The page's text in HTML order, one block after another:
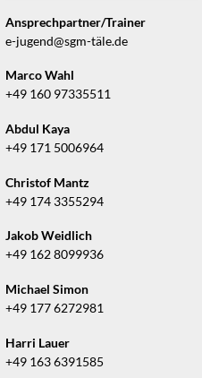
Ansprechpartner/Trainer
e-jugend@sgm-täle.de
Marco Wahl
+49 160 97335511
Abdul Kaya
+49 171 5006964
Christof Mantz
+49 174 3355294
Jakob Weidlich
+49 162 8099936
Michael Simon
+49 177 6272981
Harri Lauer
+49 163 6391585